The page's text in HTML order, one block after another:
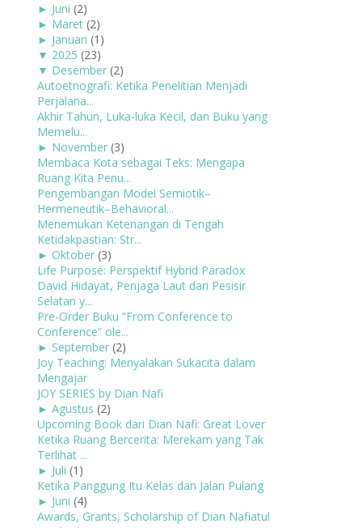
► Juni (2)
► Maret (2)
► Januari (1)
▼ 2025 (23)
▼ Desember (2)
Autoetnografi: Ketika Penelitian Menjadi
Perjalana...
Akhir Tahun, Luka-luka Kecil, dan Buku yang
Memelu...
► November (3)
Membaca Kota sebagai Teks: Mengapa
Ruang Kita Penu...
Pengembangan Model Semiotik–
Hermeneutik–Behavioral...
Menemukan Ketenangan di Tengah
Ketidakpastian: Str...
► Oktober (3)
Life Purpose: Perspektif Hybrid Paradox
David Hidayat, Penjaga Laut dari Pesisir
Selatan y...
Pre-Order Buku “From Conference to
Conference” ole...
► September (2)
Joy Teaching: Menyalakan Sukacita dalam
Mengajar
JOY SERIES by Dian Nafi
► Agustus (2)
Upcoming Book dari Dian Nafi: Great Lover
Ketika Ruang Bercerita: Merekam yang Tak
Terlihat ...
► Juli (1)
Ketika Panggung Itu Kelas dan Jalan Pulang
► Juni (4)
Awards, Grants, Scholarship of Dian Nafiatul